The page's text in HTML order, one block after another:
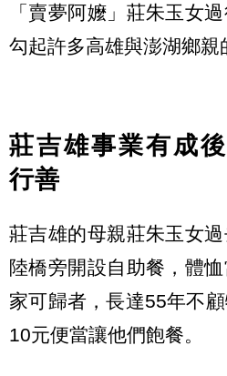
「賣夢阿嬤」莊朱玉女
勾起許多高雄與澎湖鄉親
莊吉雄事業有成
行善
莊吉雄的母親莊朱玉女
陸橋旁開設自助餐，體
家可歸者，長達55年不
10元便當讓他們飽餐。